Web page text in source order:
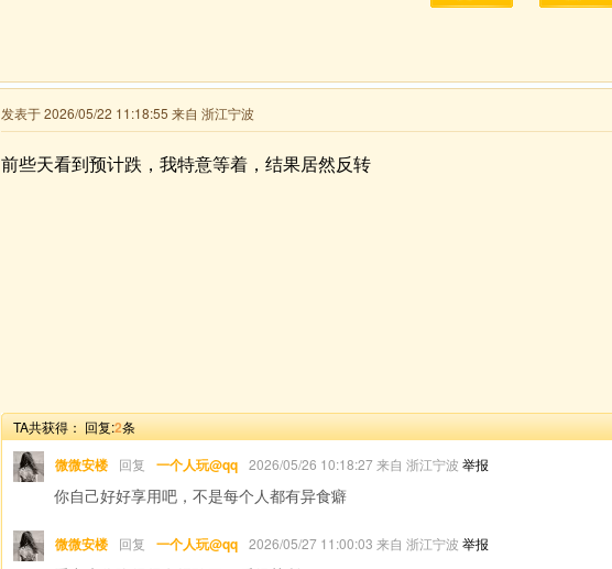
发表于 2026/05/22 11:18:55 来自 浙江宁波
前些天看到预计跌，我特意等着，结果居然反转
TA共获得：回复:2条
微微安楼 回复 一个人玩@qq 2026/05/26 10:18:27 来自 浙江宁波 举报
你自己好好享用吧，不是每个人都有异食癖
微微安楼 回复 一个人玩@qq 2026/05/27 11:00:03 来自 浙江宁波 举报